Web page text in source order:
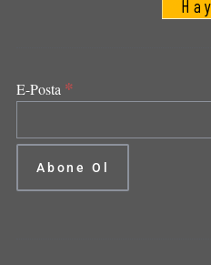
E-Posta *